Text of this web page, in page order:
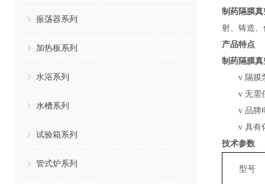
振荡器系列
加热板系列
水浴系列
水槽系列
试验箱系列
管式炉系列
制药隔膜真
射、铸造
产品特点
制药隔膜真
v 隔膜
v 无需
v 品牌
v 具有
技术参数
型号